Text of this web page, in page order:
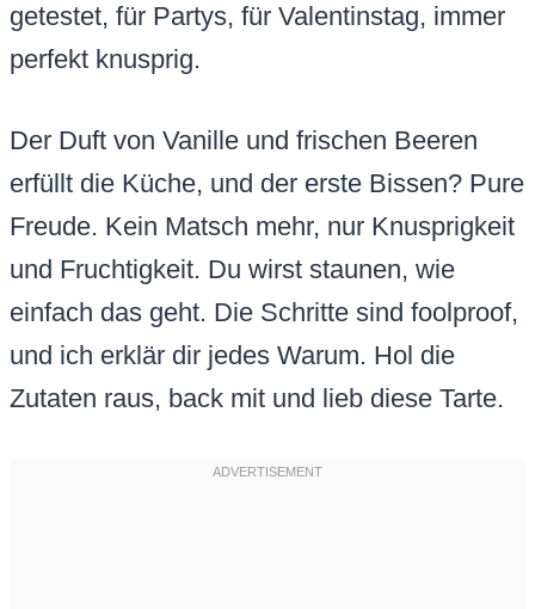
getestet, für Partys, für Valentinstag, immer
perfekt knusprig.
Der Duft von Vanille und frischen Beeren
erfüllt die Küche, und der erste Bissen? Pure
Freude. Kein Matsch mehr, nur Knusprigkeit
und Fruchtigkeit. Du wirst staunen, wie
einfach das geht. Die Schritte sind foolproof,
und ich erklär dir jedes Warum. Hol die
Zutaten raus, back mit und lieb diese Tarte.